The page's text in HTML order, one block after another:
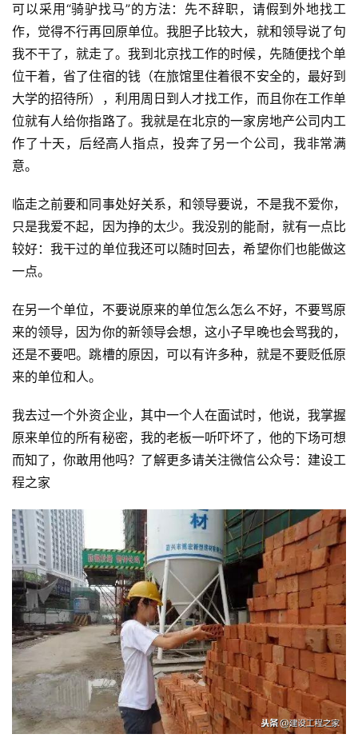
可以采用“骑驴找马”的方法：先不辞职，请假到外地找工
作，觉得不行再回原单位。我胆子比较大，就和领导说了句
我不干了，就走了。我到北京找工作的时候，先随便找个单
位干着，省了住宿的钱（在旅馆里住着很不安全的，最好到
大学的招待所），利用周日到人才找工作，而且你在工作单
位就有人给你指路了。我就是在北京的一家房地产公司内工
作了十天，后经高人指点，投奔了另一个公司，我非常满
意。
临走之前要和同事处好关系，和领导要说，不是我不爱你，
只是我爱不起，因为挣的太少。我没别的能耐，就有一点比
较好：我干过的单位我还可以随时回去，希望你们也能做这
一点。
在另一个单位，不要说原来的单位怎么怎么不好，不要骂原
来的领导，因为你的新领导会想，这小子早晚也会骂我的，
还是不要吧。跳槽的原因，可以有许多种，就是不要贬低原
来的单位和人。
我去过一个外资企业，其中一个人在面试时，他说，我掌握
原来单位的所有秘密，我的老板一听吓坏了，他的下场可想
而知了，你敢用他吗？了解更多请关注微信公众号：建设工
程之家